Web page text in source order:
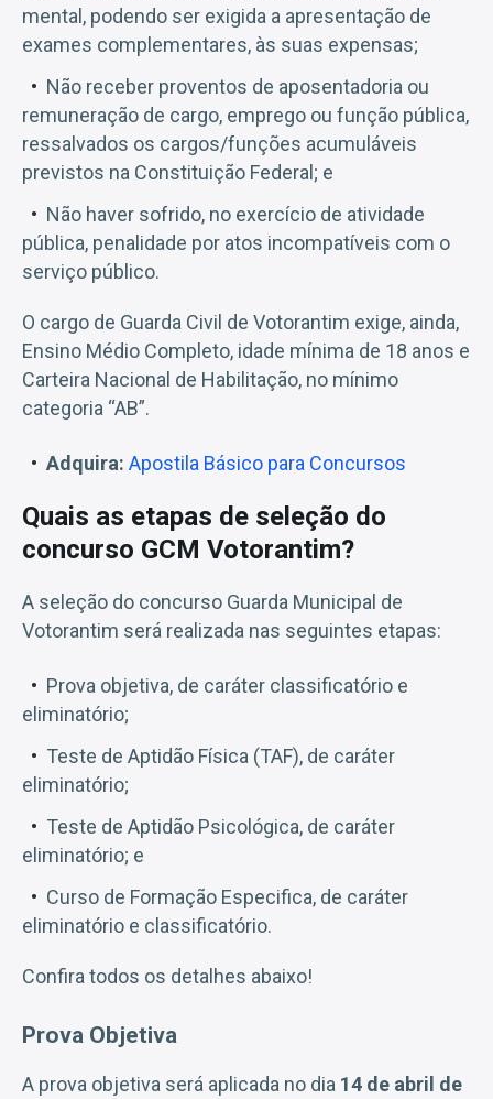
mental, podendo ser exigida a apresentação de
exames complementares, às suas expensas;
Não receber proventos de aposentadoria ou
remuneração de cargo, emprego ou função pública,
ressalvados os cargos/funções acumuláveis
previstos na Constituição Federal; e
Não haver sofrido, no exercício de atividade
pública, penalidade por atos incompatíveis com o
serviço público.
O cargo de Guarda Civil de Votorantim exige, ainda,
Ensino Médio Completo, idade mínima de 18 anos e
Carteira Nacional de Habilitação, no mínimo
categoria “AB”.
Adquira: Apostila Básico para Concursos
Quais as etapas de seleção do
concurso GCM Votorantim?
A seleção do concurso Guarda Municipal de
Votorantim será realizada nas seguintes etapas:
Prova objetiva, de caráter classificatório e
eliminatório;
Teste de Aptidão Física (TAF), de caráter
eliminatório;
Teste de Aptidão Psicológica, de caráter
eliminatório; e
Curso de Formação Especifica, de caráter
eliminatório e classificatório.
Confira todos os detalhes abaixo!
Prova Objetiva
A prova objetiva será aplicada no dia 14 de abril de